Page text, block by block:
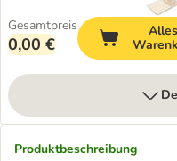
Gesamtpreis
0,00 €
Produktbeschreibung